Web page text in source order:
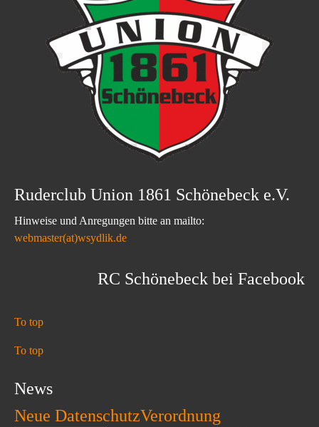
Ruderclub Union 1861 Schönebeck e.V.
Hinweise und Anregungen bitte an mailto:
webmaster(at)wsydlik.de
RC Schönebeck bei Facebook
To top
To top
News
Neue DatenschutzVerordnung